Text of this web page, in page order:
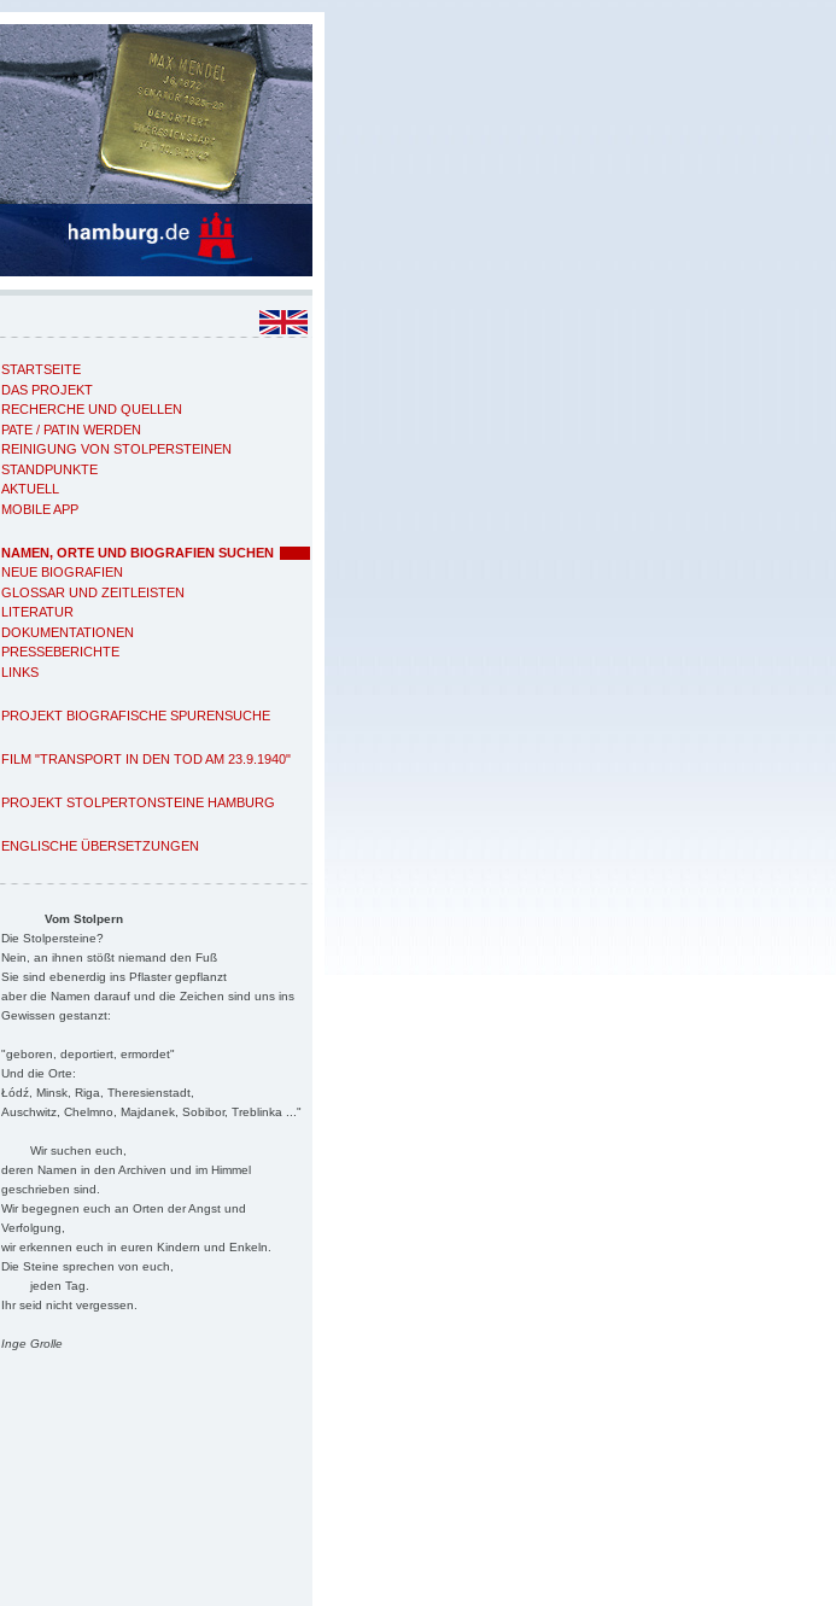
STARTSEITE
DAS PROJEKT
RECHERCHE UND QUELLEN
PATE / PATIN WERDEN
REINIGUNG VON STOLPERSTEINEN
STANDPUNKTE
AKTUELL
MOBILE APP
NAMEN, ORTE UND BIOGRAFIEN SUCHEN
NEUE BIOGRAFIEN
GLOSSAR UND ZEITLEISTEN
LITERATUR
DOKUMENTATIONEN
PRESSEBERICHTE
LINKS
PROJEKT BIOGRAFISCHE SPURENSUCHE
FILM "TRANSPORT IN DEN TOD AM 23.9.1940"
PROJEKT STOLPERTONSTEINE HAMBURG
ENGLISCHE ÜBERSETZUNGEN
Vom Stolpern
Die Stolpersteine?
Nein, an ihnen stößt niemand den Fuß
Sie sind ebenerdig ins Pflaster gepflanzt
aber die Namen darauf und die Zeichen sind uns ins
Gewissen gestanzt:
"geboren, deportiert, ermordet"
Und die Orte:
Łódź, Minsk, Riga, Theresienstadt,
Auschwitz, Chelmno, Majdanek, Sobibor, Treblinka ..."
Wir suchen euch,
deren Namen in den Archiven und im Himmel
geschrieben sind.
Wir begegnen euch an Orten der Angst und
Verfolgung,
wir erkennen euch in euren Kindern und Enkeln.
Die Steine sprechen von euch,
jeden Tag.
Ihr seid nicht vergessen.
Inge Grolle